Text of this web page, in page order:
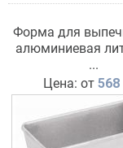
Форма для
алюминиевая
ТМ
...
Цена: от 568